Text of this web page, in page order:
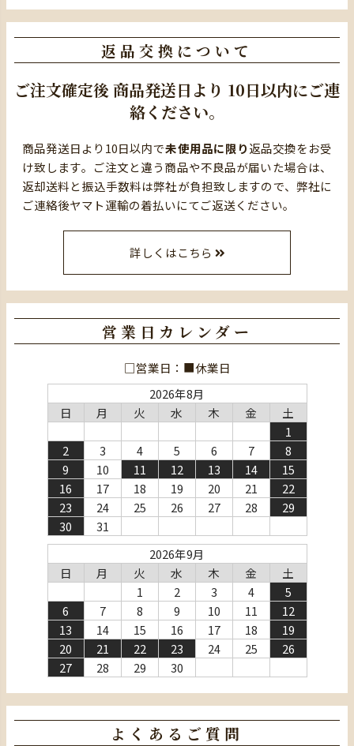
返品交換について
ご注文確定後商品発送日より 10日以内にご連
絡ください。
商品発送日より10日以内で未使用品に限り返品交換をお受
け致します。ご注文と違う商品や不良品が届いた場合は、
返却送料と振込手数料は弊社が負担致しますので、弊社に
ご連絡後ヤマト運輸の着払いにてご返送ください。
詳しくはこちら
営業日カレンダー
□営業日：■休業日
2026年8月
日
月 火 水 木 金
土
1
2
3 4 5 6 7
8
9
10 11 12 13 14
15
16
17 18 19 20 21
22
23
24 25 26 27 28
29
30
31
2026年9月
日
月 火 水 木 金
土
1
2 3 4
5
6
7 8 9 10 11
12
13
14 15 16 17 18
19
20
21 22 23 24 25
26
27
28 29 30
よくあるご質問